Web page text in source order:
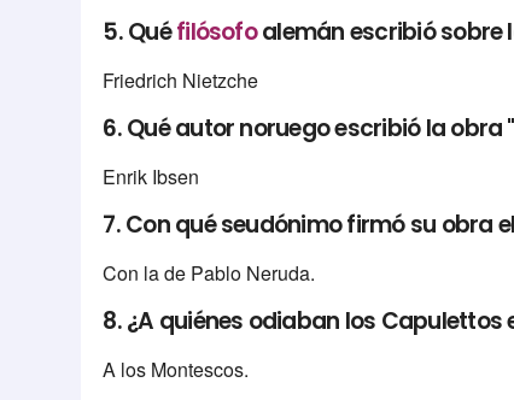
5. Quéfilósofoalemán escribió sobre
Friedrich Nietzche
6. Qué autor noruego escribió la obra
Enrik Ibsen
7. Con qué seudónimo firmó su obra
Con la de Pablo Neruda.
8. ¿A quiénes odiaban los Capulettos
A los Montescos.